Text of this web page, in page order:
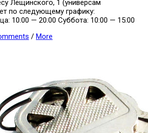
Лещинского, 1 (универсам
по следующему графику:
10:00 — 20:00 Суббота: 10:00 — 15:00
/ More